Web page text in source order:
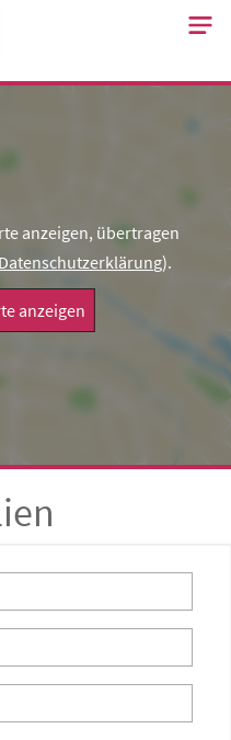
anzeigen, übertragen
Datenschutzerklärung).
anzeigen